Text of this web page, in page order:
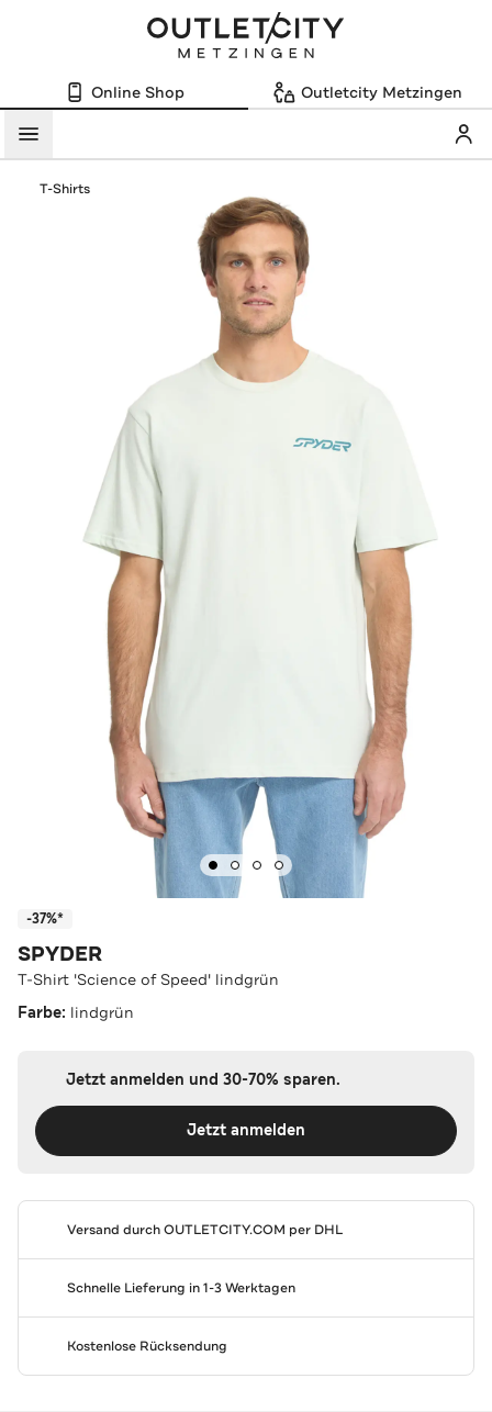
Online Shop Outletcity Metzingen
Menü
T-Shirts
-37%*
SPYDER
T-Shirt 'Science of Speed' lindgrün
Farbe: lindgrün
Jetzt anmelden und 30-70% sparen.
Jetzt anmelden
Versand durchOUTLETCITY.COM per DHL
Schnelle Lieferung in 1-3 Werktagen
Kostenlose Rücksendung